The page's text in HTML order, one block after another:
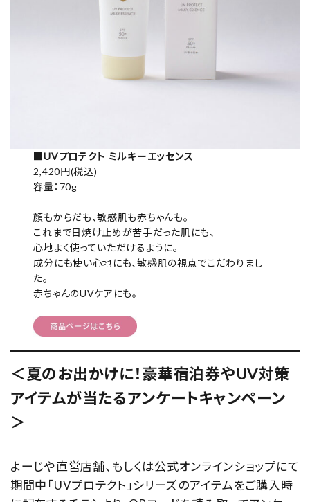
■UVプロテクト ミルキーエッセンス
2,420円(税込)
容量：70g
顔もからだも、敏感肌も赤ちゃんも。
これまで日焼け止めが苦手だった肌にも、
心地よく使っていただけるように。
成分にも使い心地にも、敏感肌の視点でこだわりまし
た。
赤ちゃんのUVケアにも。
＜夏のお出かけに！豪華宿泊券やUV対策
アイテムが当たるアンケートキャンペーン
＞
よーじや直営店舗、もしくは公式オンラインショップにて
期間中「UVプロテクト」シリーズのアイテムをご購入時